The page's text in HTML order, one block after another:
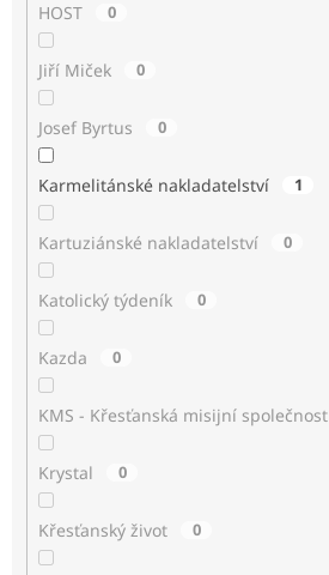
HOST 0
Jiří Miček 0
Josef Byrtus 0
Karmelitánské nakladatelství 1
Kartuziánské nakladatelství 0
Katolický týdeník 0
Kazda 0
KMS - Křesťanská misijní společnost
Krystal 0
Křesťanský život 0